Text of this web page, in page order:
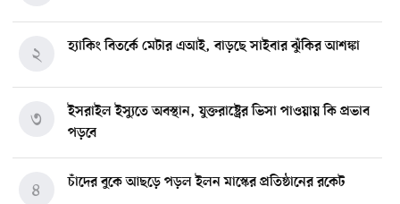
হ্যাকিং বিতর্কে মেটার এআই, বাড়ছে সাইবার ঝুঁকির আশঙ্কা
২
ইসরাইল ইস্যুতে অবস্থান, যুক্তরাষ্ট্রের ভিসা পাওয়ায় কি প্রভাব
পড়বে
৩
চাঁদের বুকে আছড়ে পড়ল ইলন মাস্কের প্রতিষ্ঠানের রকেট
৪